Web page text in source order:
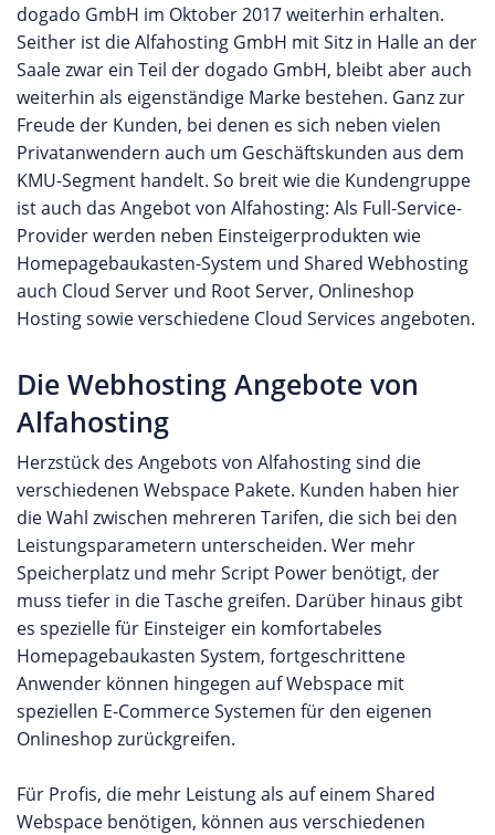
dogado GmbH im Oktober 2017 weiterhin erhalten.
Seither ist die Alfahosting GmbH mit Sitz in Halle an der
Saale zwar ein Teil der dogado GmbH, bleibt aber auch
weiterhin als eigenständige Marke bestehen. Ganz zur
Freude der Kunden, bei denen es sich neben vielen
Privatanwendern auch um Geschäftskunden aus dem
KMU-Segment handelt. So breit wie die Kundengruppe
ist auch das Angebot von Alfahosting: Als Full-Service-
Provider werden neben Einsteigerprodukten wie
Homepagebaukasten-System und Shared Webhosting
auch Cloud Server und Root Server, Onlineshop
Hosting sowie verschiedene Cloud Services angeboten.
Die Webhosting Angebote von
Alfahosting
Herzstück des Angebots von Alfahosting sind die
verschiedenen Webspace Pakete. Kunden haben hier
die Wahl zwischen mehreren Tarifen, die sich bei den
Leistungsparametern unterscheiden. Wer mehr
Speicherplatz und mehr Script Power benötigt, der
muss tiefer in die Tasche greifen. Darüber hinaus gibt
es spezielle für Einsteiger ein komfortabeles
Homepagebaukasten System, fortgeschrittene
Anwender können hingegen auf Webspace mit
speziellen E-Commerce Systemen für den eigenen
Onlineshop zurückgreifen.
Für Profis, die mehr Leistung als auf einem Shared
Webspace benötigen, können aus verschiedenen